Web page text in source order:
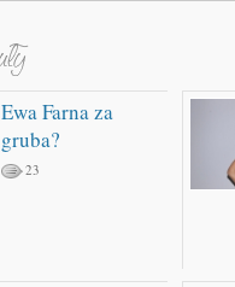
Ewa Farna za
gruba?
23